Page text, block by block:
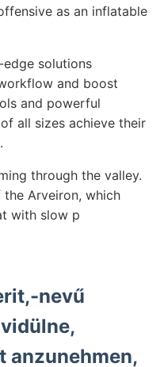
as an inflatable
solutions
and boost
and powerful
all sizes achieve their
through the valley.
Arveiron, which
with slow p
nevű
anzunehmen,